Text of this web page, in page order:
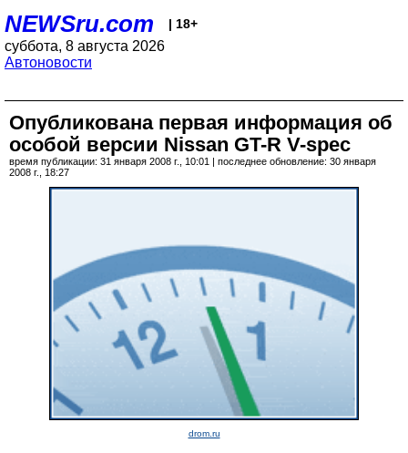
NEWSru.com | 18+
суббота, 8 августа 2026
Автоновости
Опубликована первая информация об
особой версии Nissan GT-R V-spec
время публикации: 31 января 2008 г., 10:01 | последнее обновление: 30 января
2008 г., 18:27
drom.ru